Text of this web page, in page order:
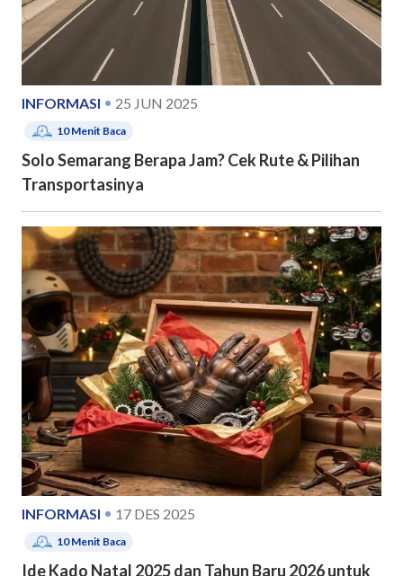
INFORMASI 25 JUN 2025
10Menit Baca
Solo Semarang Berapa Jam? Cek Rute & Pilihan
Transportasinya
INFORMASI 17 DES 2025
10Menit Baca
Ide Kado Natal 2025 dan Tahun Baru 2026 untuk